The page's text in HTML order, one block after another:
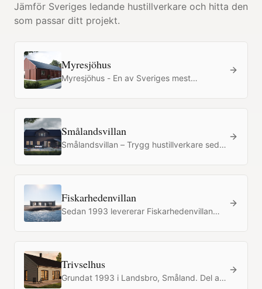
Jämför Sveriges ledande hustillverkare och hitta den
som passar ditt projekt.
Myresjöhus
Myresjöhus - En av Sveriges mest
över 100 modeller och starkt pris-
Smålandsvillan
Smålandsvillan – Trygg hustillverkare sedan
OBOS med totalentreprenad och fast pris.
Fiskarhedenvillan
Sedan 1993 levererar Fiskarhedenvillan
Sverige, Norge och på Åland. Hus byggs
Trivselhus
Grundat 1993 i Landsbro, Småland. Del av